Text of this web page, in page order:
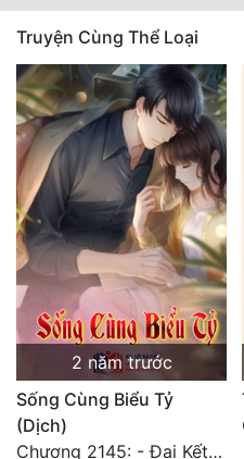
Mưu Mô
Mỹ Thực
Ngôn Tình
Ngược
Nữ Cường
Nữ Phụ
Phong Thủy - Tâm Linh
Phương Tây
Phản Phái
Quan Trường
Truyện Cùng Thể Loại
2 năm trước
Sống Cùng Biểu Tỷ
(Dịch)
Chương 2145: - Đại Kết Cục (2)